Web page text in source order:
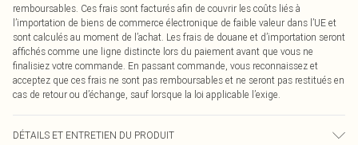
remboursables. Ces frais sont facturés afin de couvrir les coûts liés à
l’importation de biens de commerce électronique de faible valeur dans l’UE et
sont calculés au moment de l’achat. Les frais de douane et d’importation seront
affichés comme une ligne distincte lors du paiement avant que vous ne
finalisiez votre commande. En passant commande, vous reconnaissez et
acceptez que ces frais ne sont pas remboursables et ne seront pas restitués en
cas de retour ou d’échange, sauf lorsque la loi applicable l’exige.
DÉTAILS ET ENTRETIEN DU PRODUIT